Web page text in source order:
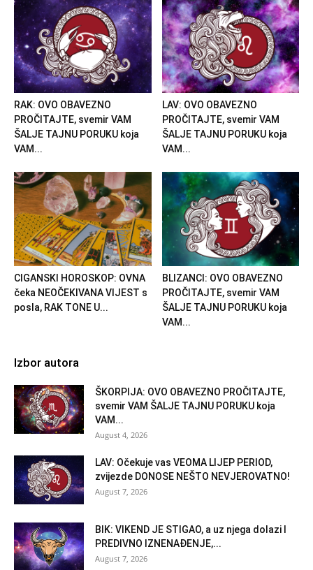
RAK: OVO OBAVEZNO
PROČITAJTE, svemir VAM
ŠALJE TAJNU PORUKU koja
VAM...
LAV: OVO OBAVEZNO
PROČITAJTE, svemir VAM
ŠALJE TAJNU PORUKU koja
VAM...
CIGANSKI HOROSKOP: OVNA
čeka NEOČEKIVANA VIJEST s
posla, RAK TONE U...
BLIZANCI: OVO OBAVEZNO
PROČITAJTE, svemir VAM
ŠALJE TAJNU PORUKU koja
VAM...
Izbor autora
ŠKORPIJA: OVO OBAVEZNO PROČITAJTE,
svemir VAM ŠALJE TAJNU PORUKU koja
VAM...
August 4, 2026
LAV: Očekuje vas VEOMA LIJEP PERIOD,
zvijezde DONOSE NEŠTO NEVJEROVATNO!
August 7, 2026
BIK: VIKEND JE STIGAO, a uz njega dolazi I
PREDIVNO IZNENAĐENJE,...
August 7, 2026